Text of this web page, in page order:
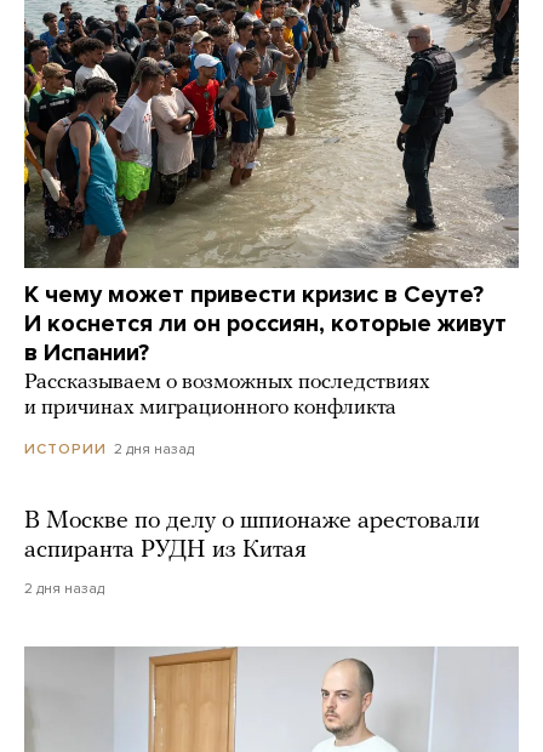
К чему может привести кризис в Сеуте?
И коснется ли он россиян, которые живут
в Испании?
Рассказываем о возможных последствиях
и причинах миграционного конфликта
ИСТОРИИ 2 дня назад
В Москве по делу о шпионаже арестовали
аспиранта РУДН из Китая
2 дня назад